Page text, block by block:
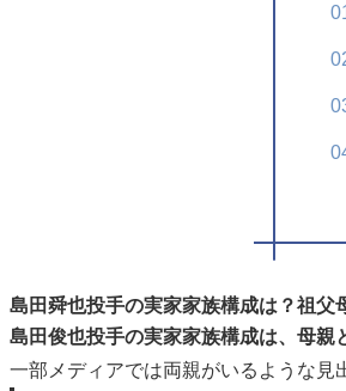
島田舜也投手の実家家族構成は？祖父
島田俊也投手の実家家族構成は、母親
一部メディアでは両親がいるような見